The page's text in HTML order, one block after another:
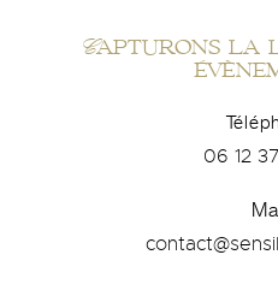
Capturons la
06 12